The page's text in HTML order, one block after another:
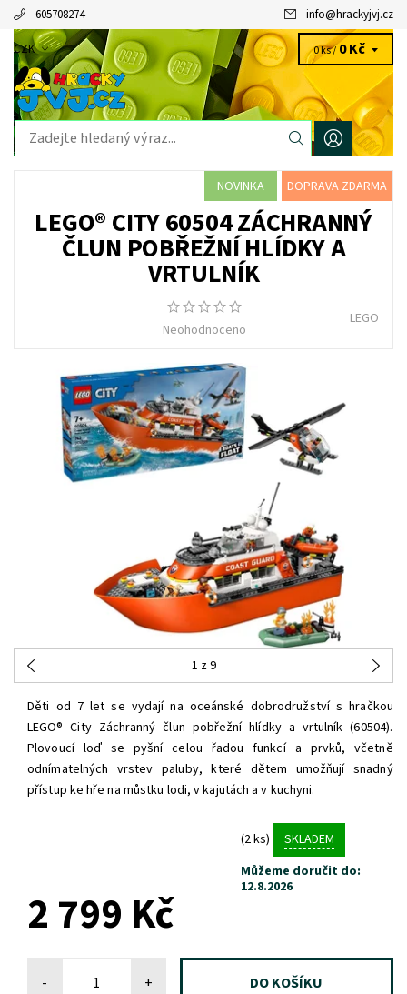
605708274 info@hrackyjvj.cz
CZK 0 ks /0 Kč
NOVINKA DOPRAVA ZDARMA
LEGO® CITY 60504 ZÁCHRANNÝ
ČLUN POBŘEŽNÍ HLÍDKY A
VRTULNÍK
Neohodnoceno
LEGO
1 z 9
Děti od 7 let se vydají na oceánské dobrodružství s hračkou
LEGO® City Záchranný člun pobřežní hlídky a vrtulník (60504).
Plovoucí loď se pyšní celou řadou funkcí a prvků, včetně
odnímatelných vrstev paluby, které dětem umožňují snadný
přístup ke hře na můstku lodi, v kajutách a v kuchyni.
(2 ks)
SKLADEM
Můžeme doručit do:
12.8.2026
2 799 Kč
- +